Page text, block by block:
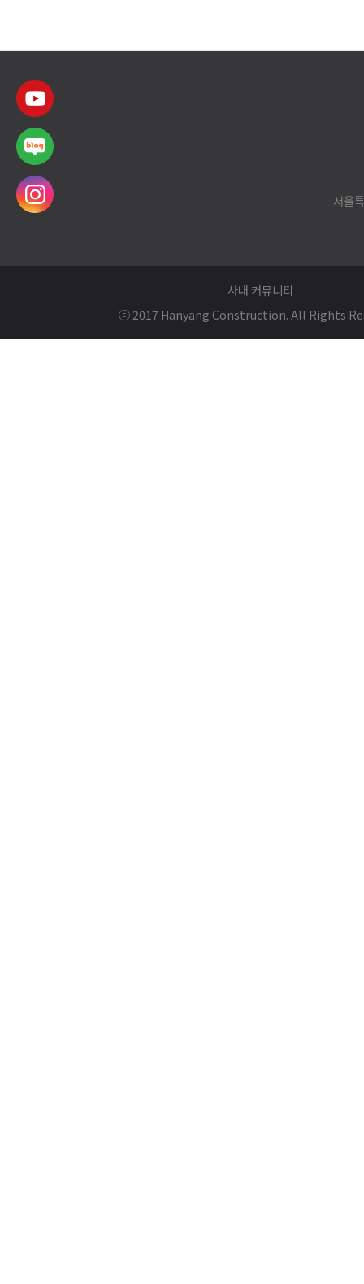
서울
사내 커뮤니티
ⓒ 2017 Hanyang Construction. All Rights